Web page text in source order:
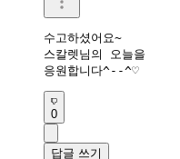
수고하셨어요~
스칼렛님의 오늘을
응원합니다^--^♡
0
답글 쓰기